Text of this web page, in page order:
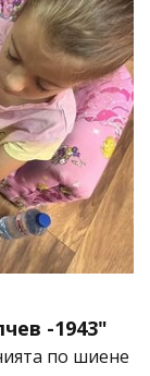
-1943"
по шиене